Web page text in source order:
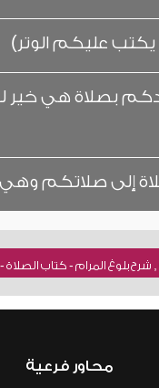
عليكم الوتر)
بصلاة هي خير
إلى صلاتكم وهي
المرام - كتاب الصلاة - باب صلاة التطوع
محاور فرعية